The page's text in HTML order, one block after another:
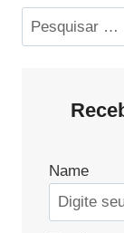
Pesquisar
por:
Name